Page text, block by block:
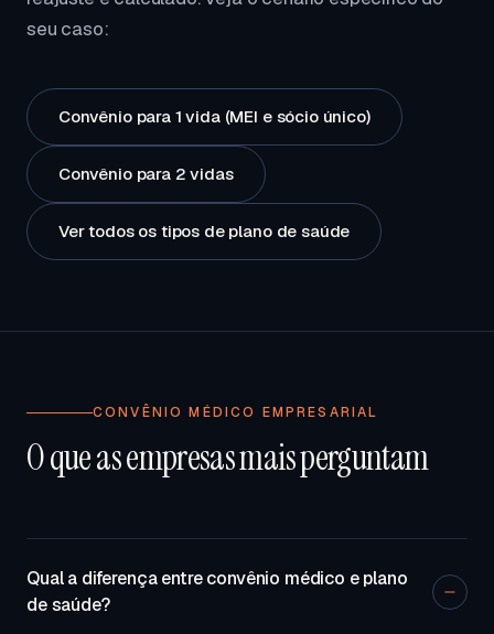
seu caso:
Convênio para 1 vida (MEI e sócio único)
Convênio para 2 vidas
Ver todos os tipos de plano de saúde
CONVÊNIO MÉDICO EMPRESARIAL
O que as empresas mais perguntam
Qual a diferença entre convênio médico e plano
de saúde?